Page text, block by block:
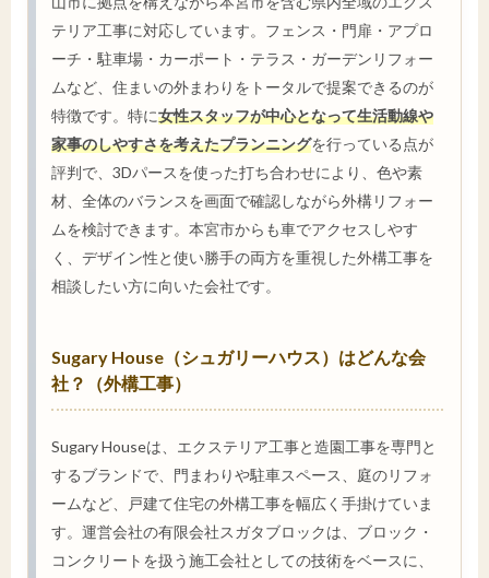
テリア工事に対応しています。フェンス・門扉・アプロ
ーチ・駐車場・カーポート・テラス・ガーデンリフォー
ムなど、住まいの外まわりをトータルで提案できるのが
特徴です。特に女性スタッフが中心となって生活動線や
家事のしやすさを考えたプランニングを行っている点が
評判で、3Dパースを使った打ち合わせにより、色や素
材、全体のバランスを画面で確認しながら外構リフォー
ムを検討できます。本宮市からも車でアクセスしやす
く、デザイン性と使い勝手の両方を重視した外構工事を
相談したい方に向いた会社です。
Sugary House（シュガリーハウス）はどんな会
社？（外構工事）
Sugary Houseは、エクステリア工事と造園工事を専門と
するブランドで、門まわりや駐車スペース、庭のリフォ
ームなど、戸建て住宅の外構工事を幅広く手掛けていま
す。運営会社の有限会社スガタブロックは、ブロック・
コンクリートを扱う施工会社としての技術をベースに、